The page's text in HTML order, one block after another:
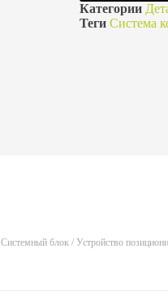
Категории
Теги Система
Системный блок/ Устройство